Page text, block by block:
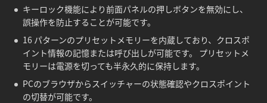
キーロック機能により前面パネルの押しボタンを無効にし、
誤操作を防止することが可能です。
16 パターンのプリセットメモリーを内蔵しており、クロスポ
イント情報の記憶または呼び出しが可能です。 プリセットメ
モリーは電源を切っても半永久的に保持します。
PCのブラウザからスイッチャーの状態確認やクロスポイント
の切替が可能です。